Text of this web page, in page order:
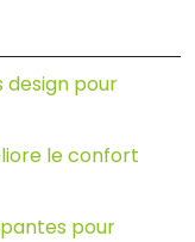
design pour
le confort
pour